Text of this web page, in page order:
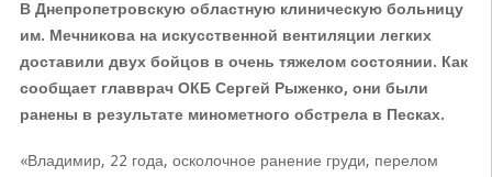
В Днепропетровскую областную клиническую больницу
им. Мечникова на искусственной вентиляции легких
доставили двух бойцов в очень тяжелом состоянии. Как
сообщает главврач ОКБ Сергей Рыженко, они были
ранены в результате минометного обстрела в Песках.
«Владимир, 22 года, осколочное ранение груди, перелом